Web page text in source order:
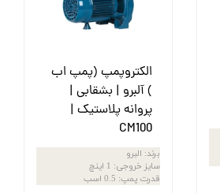
الکتروپمپ (پمپ اب
) آلبرو | بشقابی |
پروانه پلاستیک |
CM100
برند: البرو
سایز خروجی: 1 اینچ
قدرت پمپ: 0.5 اسب